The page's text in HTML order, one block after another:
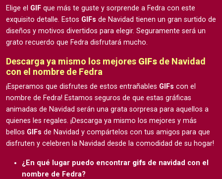
Elige el GIF que más te guste y sorprende a Fedra con este
exquisito detalle. Estos GIFs de Navidad tienen un gran surtido de
diseños y motivos divertidos para elegir. Seguramente será un
grato recuerdo que Fedra disfrutará mucho.
Descarga ya mismo los mejores GIFs de Navidad
con el nombre de Fedra
¡Esperamos que disfrutes de estos entrañables GIFs con el
nombre de Fedra! Estamos seguros de que estas gráficas
animadas de Navidad serán una grata sorpresa para aquellos a
quienes les regales. ¡Descarga ya mismo los mejores y más
bellos GIFs de Navidad y compártelos con tus amigos para que
disfruten y celebren la Navidad desde la comodidad de su hogar!
¿En qué lugar puedo encontrar gifs de navidad con el
nombre de Fedra?